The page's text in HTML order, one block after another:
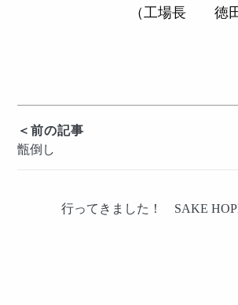
（工場長 徳田明
投
稿
＜前の記事
甑倒し
行ってきました！ SAKE